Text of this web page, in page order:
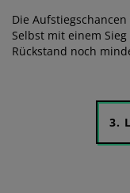
Die
Selbst mit einem
Rückstand noch
3.